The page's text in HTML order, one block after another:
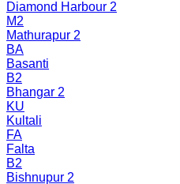
Diamond Harbour 2
M2
Mathurapur 2
BA
Basanti
B2
Bhangar 2
KU
Kultali
FA
Falta
B2
Bishnupur 2